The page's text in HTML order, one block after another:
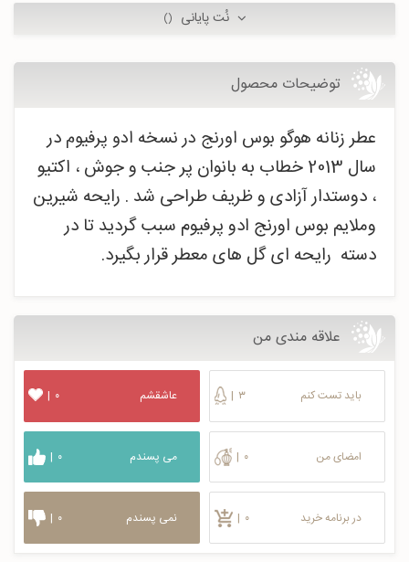
نُت پایانی ()
توضیحات محصول
عطر زنانه هوگو بوس اورنج در نسخه ادو پرفیوم در
سال 2013 خطاب به بانوان پر جنب و جوش ، اکتیو
، دوستدار آزادی و ظریف طراحی شد . رایحه شیرین
وملایم بوس اورنج ادو پرفیوم سبب گردید تا در
دسته رایحه ای گل های معطر قرار بگیرد.
علاقه مندی من
باید تست کنم | ۳
امضای من | ۰
در برنامه خرید | ۰
عاشقشم | ۰
می پسندم | ۰
نمی پسندم | ۰